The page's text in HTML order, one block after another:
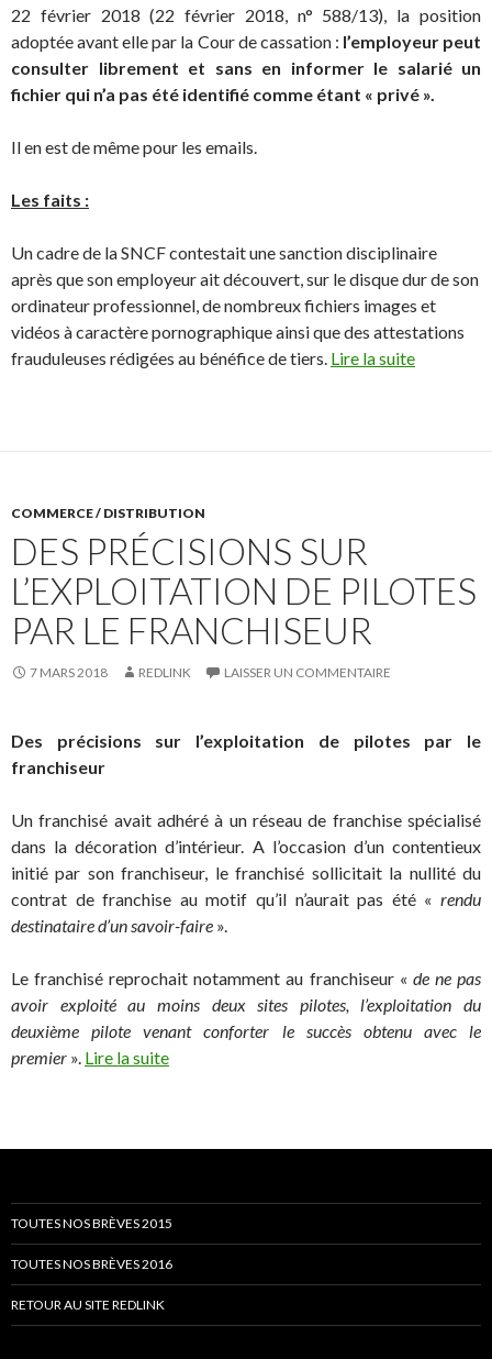
22 février 2018 (22 février 2018, n° 588/13), la position
adoptée avant elle par la Cour de cassation : l’employeur peut
consulter librement et sans en informer le salarié un
fichier qui n’a pas été identifié comme étant « privé ».
Il en est de même pour les emails.
Les faits :
Un cadre de la SNCF contestait une sanction disciplinaire
après que son employeur ait découvert, sur le disque dur de son
ordinateur professionnel, de nombreux fichiers images et
vidéos à caractère pornographique ainsi que des attestations
frauduleuses rédigées au bénéfice de tiers. Lire la suite
COMMERCE / DISTRIBUTION
DES PRÉCISIONS SUR
L’EXPLOITATION DE PILOTES
PAR LE FRANCHISEUR
7 MARS 2018 REDLINK LAISSER UN COMMENTAIRE
Des précisions sur l’exploitation de pilotes par le
franchiseur
Un franchisé avait adhéré à un réseau de franchise spécialisé
dans la décoration d’intérieur. A l’occasion d’un contentieux
initié par son franchiseur, le franchisé sollicitait la nullité du
contrat de franchise au motif qu’il n’aurait pas été « rendu
destinataire d’un savoir-faire ».
Le franchisé reprochait notamment au franchiseur « de ne pas
avoir exploité au moins deux sites pilotes, l’exploitation du
deuxième pilote venant conforter le succès obtenu avec le
premier ». Lire la suite
TOUTES NOS BRÈVES 2015
TOUTES NOS BRÈVES 2016
RETOUR AU SITE REDLINK